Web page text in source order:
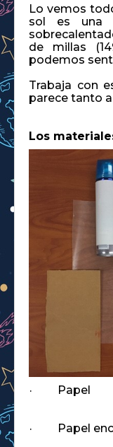
Lo vemos
sol es una
de millas
podemos
Trabaja con
parece tanto
Los
· Papel
· Papel